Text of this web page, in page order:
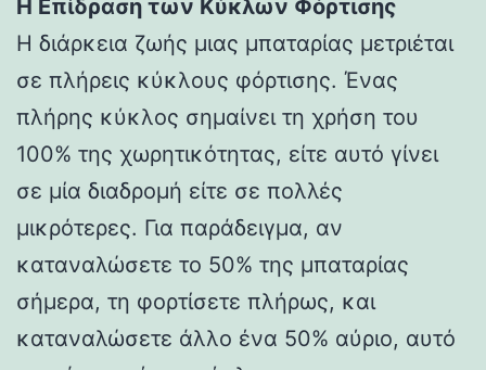
Η Επίδραση των Κύκλων Φόρτισης
Η διάρκεια ζωής μιας μπαταρίας μετριέται
σε πλήρεις κύκλους φόρτισης. Ένας
πλήρης κύκλος σημαίνει τη χρήση του
100% της χωρητικότητας, είτε αυτό γίνει
σε μία διαδρομή είτε σε πολλές
μικρότερες. Για παράδειγμα, αν
καταναλώσετε το 50% της μπαταρίας
σήμερα, τη φορτίσετε πλήρως, και
καταναλώσετε άλλο ένα 50% αύριο, αυτό